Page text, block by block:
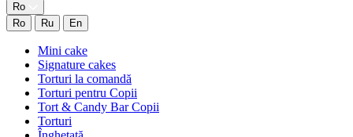
Ro
Ro
Ru En
Mini cake
Signature cakes
Torturi la comandă
Torturi pentru Copii
Tort & Candy Bar Copii
Torturi